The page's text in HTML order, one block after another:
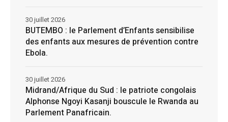
BUTEMBO : le Parlement d’Enfants sensibilise
des enfants aux mesures de prévention contre
Ebola.
30 juillet 2026
Midrand/Afrique du Sud : le patriote congolais
Alphonse Ngoyi Kasanji bouscule le Rwanda au
Parlement Panafricain.
30 juillet 2026